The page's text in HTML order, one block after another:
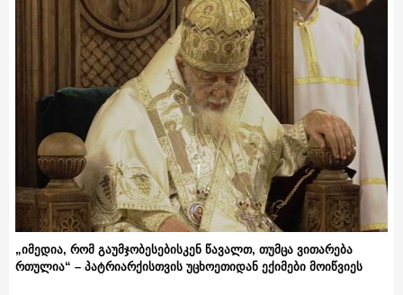
„იმედია, რომ გაუმჯობესებისკენ წავალთ, თუმცა ვითარება
რთულია“ – პატრიარქისთვის უცხოეთიდან ექიმები მოიწვიეს